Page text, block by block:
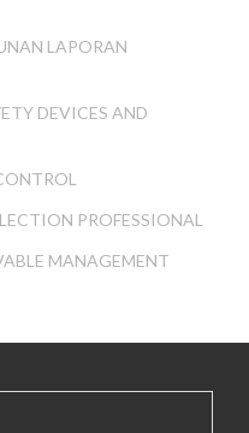
LAPORAN
DEVICES AND
PROFESSIONAL
MANAGEMENT